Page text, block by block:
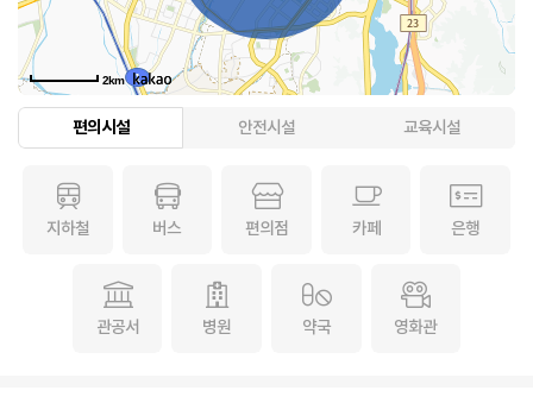
2km
편의시설 안전시설 교육시설
지하철 버스 편의점 카페 은행
관공서 병원 약국 영화관